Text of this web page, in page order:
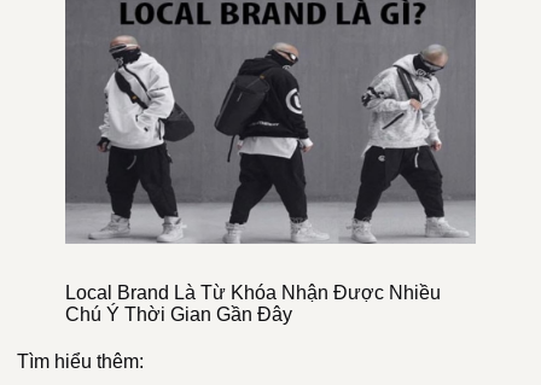
Local Brand Là Từ Khóa Nhận Được Nhiều
Chú Ý Thời Gian Gần Đây
Tìm hiểu thêm: